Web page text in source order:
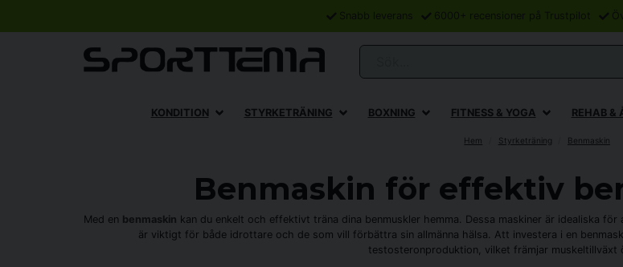
Snabb leverans 6000+ recensioner på Trustpilot
KONDITION STYRKETRÄNING BOXNING FITNESS & YOGA REHAB &
Hem Styrketräning Benmaskin
Benmaskin för effektiv
Med en benmaskin kan du enkelt och effektivt träna dina benmuskler hemma. Dessa maskiner är idealiska
är viktigt för både idrottare och de som vill förbättra sin allmänna hälsa. Att investera i en
testosteronproduktion, vilket främjar muskeltillväxt